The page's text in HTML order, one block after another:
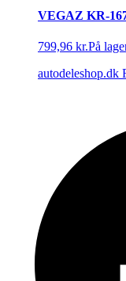
VEGAZ KR-
799,96 kr.På
autodeleshop.dk